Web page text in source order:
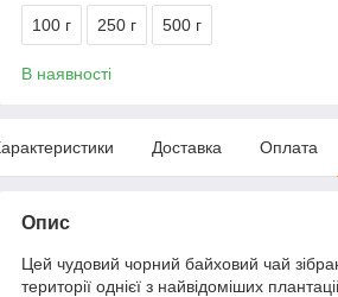
100 г 250 г 500 г
В наявності
Доставка Оплата
Опис
Цей чудовий чорний байховий чай
території однієї з найвідоміших